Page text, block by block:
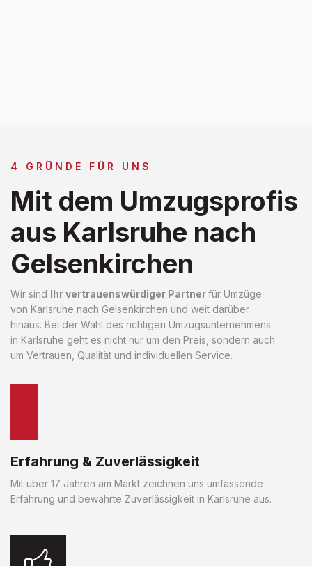
4 GRÜNDE FÜR UNS
Mit dem Umzugsprofis
aus Karlsruhe nach
Gelsenkirchen
Wir sind Ihr vertrauenswürdiger Partnerfür Umzüge
von Karlsruhe nach Gelsenkirchen und weit darüber
hinaus. Bei der Wahl des richtigen Umzugsunternehmens
in Karlsruhe geht es nicht nur um den Preis, sondern auch
um Vertrauen, Qualität und individuellen Service.
Erfahrung & Zuverlässigkeit
Mit über 17 Jahren am Markt zeichnen uns umfassende
Erfahrung und bewährte Zuverlässigkeit in Karlsruhe aus.